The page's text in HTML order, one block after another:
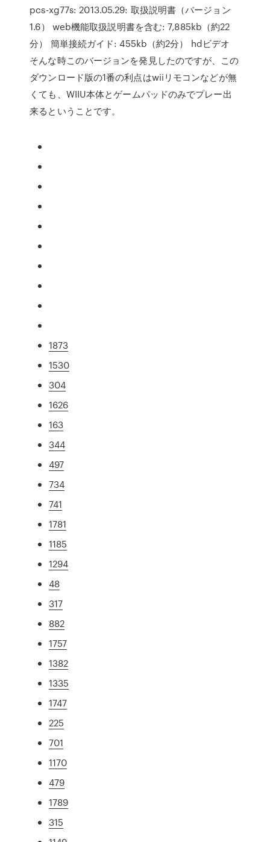
pcs-xg77s: 2013.05.29: 取扱説明書（バージョン
1.6） web機能取扱説明書を含む: 7,885kb（約22
分） 簡単接続ガイド: 455kb（約2分） hdビデオ
そんな時このバージョンを発見したのですが、この
ダウンロード版の1番の利点はwiiリモコンなどが無
くても、WIIU本体とゲームパッドのみでプレー出
来るということです。
1873
1530
304
1626
163
344
497
734
741
1781
1185
1294
48
317
882
1757
1382
1335
1747
225
701
1170
479
1789
315